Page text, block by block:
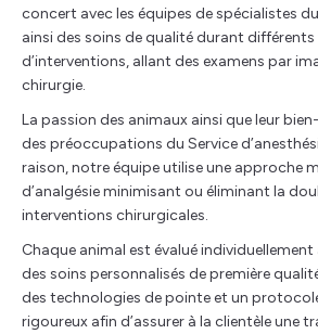
concert avec les équipes de spécialistes
ainsi des soins de qualité durant différents
d’interventions, allant des examens par
chirurgie.
La passion des animaux ainsi que leur
des préoccupations du Service
raison, notre équipe utilise une approche
d’analgésie minimisant ou éliminant la
interventions chirurgicales.
Chaque animal est évalué
des soins personnalisés de première
des technologies de pointe et un
rigoureux afin d’assurer à la clientèle une